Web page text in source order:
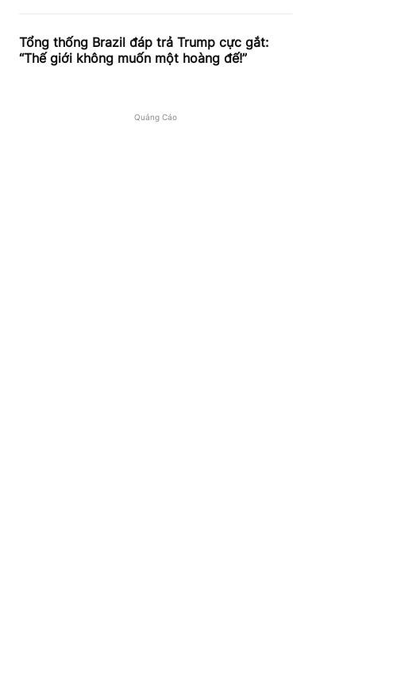
Tổng thống Brazil đáp trả Trump cực gắt:
“Thế giới không muốn một hoàng đế!”
Quảng Cáo